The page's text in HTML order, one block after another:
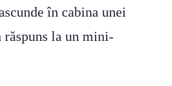
în cabina unei
la un mini-